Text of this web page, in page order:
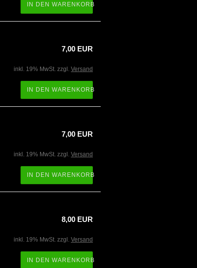
IN DEN WARENKORB
7,00 EUR
inkl. 19% MwSt. zzgl. Versand
IN DEN WARENKORB
7,00 EUR
inkl. 19% MwSt. zzgl. Versand
IN DEN WARENKORB
8,00 EUR
inkl. 19% MwSt. zzgl. Versand
IN DEN WARENKORB